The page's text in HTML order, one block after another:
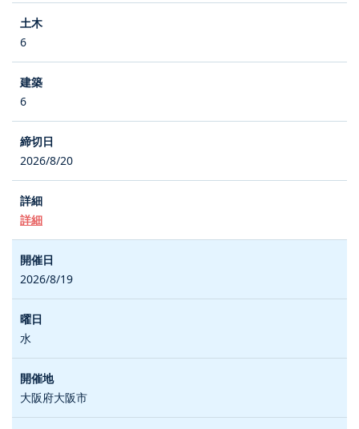
6
6
2026/8/20
詳細
2026/8/19
水
大阪府大阪市